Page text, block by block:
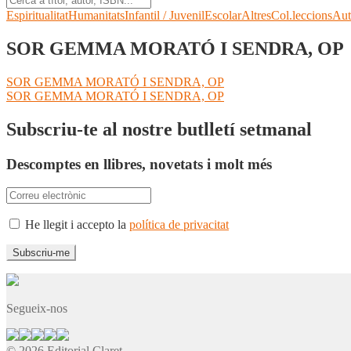
EspiritualitatHumanitatsInfantil / JuvenilEscolarAltresCol.leccions
SOR GEMMA MORATÓ I SENDRA, OP
Navegació
d'entrades
Entrada
anterior:
SOR GEMMA MORATÓ I SENDRA, OP
Pròxima
SOR GEMMA MORATÓ I SENDRA, OP
Subscriu-te al nostre butlletí setmanal
Descomptes en llibres, novetats i molt més
He llegit i accepto la política de privacitat
Segueix-nos